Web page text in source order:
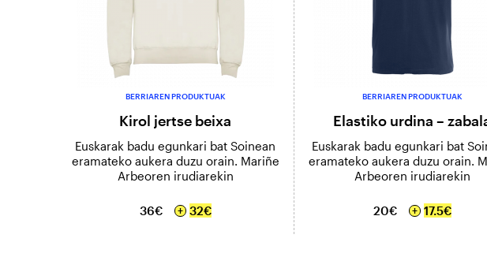
BERRIAREN PRODUKTUAK
Kirol jertse beixa
Euskarak badu egunkari bat Soinean
eramateko aukera duzu orain. Mariñe
Arbeoren irudiarekin
36€ 32€
BERRIAREN PRODUKTUAK
Elastiko urdina –
Euskarak badu egunkari bat
eramateko aukera duzu orain.
Arbeoren irudiarekin
20€ 17.5€